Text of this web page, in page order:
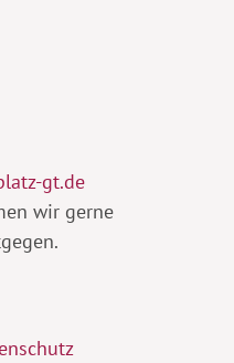
gt.de
wir gerne